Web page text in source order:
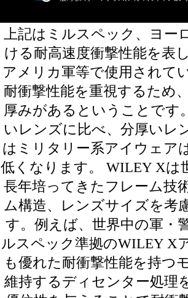
上記はミルスペック、ヨー
ける耐高速度衝撃性能を表
アメリカ軍等で使用されて
耐衝撃性能を重視するため
厚みがあるということです
いレンズに比べ、分厚いレ
はミリタリー系アイウェア
低くなります。 WILEY Xは
長年培ってきたフレーム技
ム構造、レンズサイズを考
す。例えば、世界中の軍・
ルスペック準拠のWILEY X
も優れた耐衝撃性能を持つ
維持するディセンター処理